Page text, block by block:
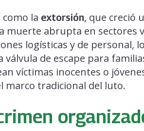
la extorsión, que creció
muerte abrupta en sectores
logísticas y de personal,
válvula de escape para
víctimas inocentes o
tradicional del luto.